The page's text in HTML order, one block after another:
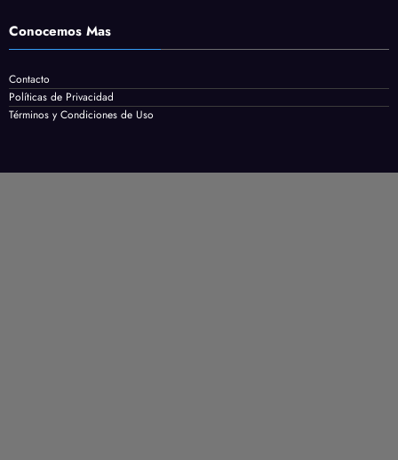
Conocemos Mas
Contacto
Políticas de Privacidad
Términos y Condiciones de Uso